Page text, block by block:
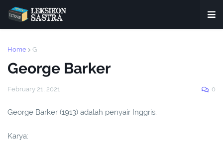
Home G
George Barker
February 21, 2021 0
George Barker (1913) adalah penyair Inggris.
Karya: